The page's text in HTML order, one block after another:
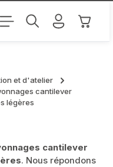
Le
et d'atelier
cantilever
légères
cantilever
. Nous répondons